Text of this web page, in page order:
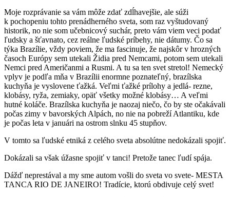
Moje rozprávanie sa vám môže zdať zdĺhavejšie, ale súži
k pochopeniu tohto prenádherného sveta, som raz vyštudovaný
historik, no nie som učebnicový suchár, preto vám viem veci podať
ľudsky a šťavnato, cez reálne ľudské príbehy, nie dátumy. Čo sa
týka Brazílie, vždy poviem, že ma fascinuje, že najskôr v hrozných
časoch Európy sem utekali Židia pred Nemcami, potom sem utekali
Nemci pred Američanmi a Rusmi. A tu sa ten svet stretol! Nemecký
vplyv je podľa mňa v Brazílii enormne poznateľný, brazílska
kuchyňa je vyslovene ťažká. Veľmi ťažké prílohy a jedlá- rezne,
klobásy, ryža, zemiaky, opäť všetky možné klobásy… A veľmi
hutné koláče. Brazílska kuchyňa je naozaj niečo, čo by ste očakávali
počas zimy v bavorských Alpách, no nie na pobreží Atlantiku, kde
je počas leta v januári na ostrom slnku 45 stupňov.
V tomto sa ľudské etniká z celého sveta absolútne nedokázali spojiť.
Dokázali sa však úžasne spojiť v tanci! Pretože tanec ľudí spája.
Dážď neprestával a my sme autom vošli do sveta vo svete- MESTA
TANCA RIO DE JANEIRO! Tradície, ktorú obdivuje celý svet!